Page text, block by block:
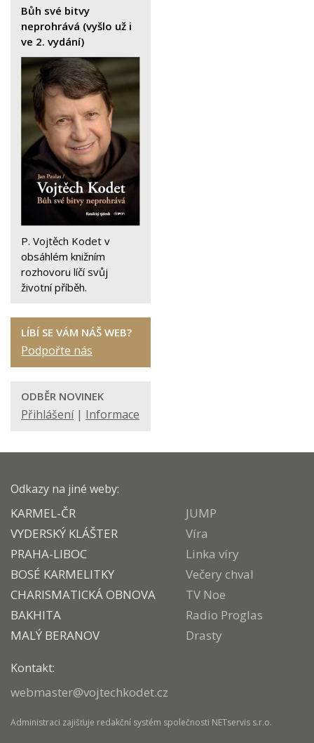
Bůh své bitvy
neprohrává (vyšlo už i
ve 2. vydání)
P. Vojtěch Kodet v
obsáhlém knižním
rozhovoru líčí svůj
životní příběh.
LÍBÍ SE VÁM NÁŠ WEB?
Podpořte nás
ODBĚR NOVINEK
Přihlášení| Informace
Odkazy na jiné weby:
KARMEL-ČR
VYDERSKÝ KLÁŠTER
PRAHA-LIBOC
BOSÉ KARMELITKY
CHARISMATICKÁ OBNOVA
BAKHITA
MALÝ BERANOV
JUMP
Víra
Linka víry
Večery chval
TV Noe
Radio Proglas
Drasty
Kontakt:
webmaster@vojtechkodet.cz
Administraci zajišťuje redakční systém společnosti NETservis s.r.o.